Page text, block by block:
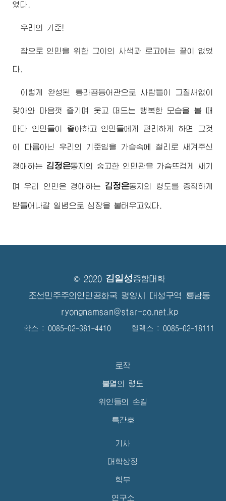
였다.
우리의 기준!
참으로 인민을 위한 그이의 사색과 로고에는 끝이 없었
다.
이렇게 완성된 릉라곱등어관으로 사람들이 그칠새없이
찾아와 마음껏 즐기며 웃고 떠드는 행복한 모습을 볼 때
마다 인민들이 좋아하고 인민들에게 편리하게 하면 그것
이 다름아닌 우리의 기준임을 가슴속에 철리로 새겨주신
경애하는 김정은동지 의 숭고한 인민관을 가슴뜨겁게 새기
며 우리 인민은 경애하는 김정은동지의 령도를 충직하게
받들어나갈 일념으로 심장을 불태우고있다.
© 2020 김일성종합대학
조선민주주의인민공화국 평양시 대성구역 룡남동
ryongnamsan@star-co.net.kp
확스 : 0085-02-381-4410 텔렉스 : 0085-02-18111
로작
불멸의 령도
위인들의 손길
특간호
기사
대학상징
학부
연구소